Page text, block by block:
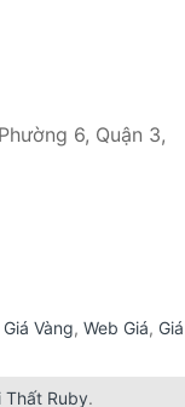
6, Quận 3,
Giá Vàng, Web Giá, Giá
Thất Ruby.